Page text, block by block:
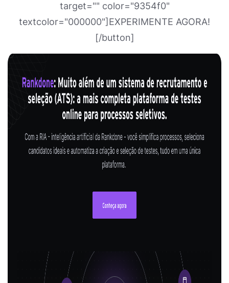
target="" color="9354f0"
textcolor="000000"]EXPERIMENTE AGORA!
[/button]